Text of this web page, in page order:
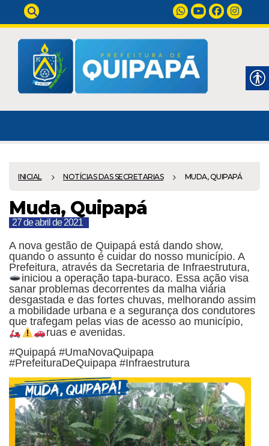
INICIAL NOTÍCIAS DAS SECRETARIAS MUDA, QUIPAPÁ
Muda, Quipapá
27 de abril de 2021
A nova gestão de Quipapá está dando show,
quando o assunto é cuidar do nosso município. A
Prefeitura, através da Secretaria de Infraestrutura,
iniciou a operação tapa-buraco. Essa ação visa
sanar problemas decorrentes da malha viária
desgastada e das fortes chuvas, melhorando assim
a mobilidade urbana e a segurança dos condutores
que trafegam pelas vias de acesso ao município,
ruas e avenidas.
#Quipapá #UmaNovaQuipapa
#PrefeituraDeQuipapa #Infraestrutura